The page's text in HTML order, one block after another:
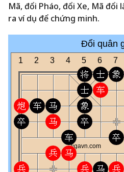
Mã, đổi Pháo, đổi Xe, Mã đổi
ra ví dụ để chứng minh.